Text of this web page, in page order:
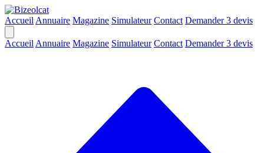
Accueil Annuaire Magazine Simulateur Contact Demander 3 devis
Accueil Annuaire Magazine Simulateur Contact Demander 3 devis